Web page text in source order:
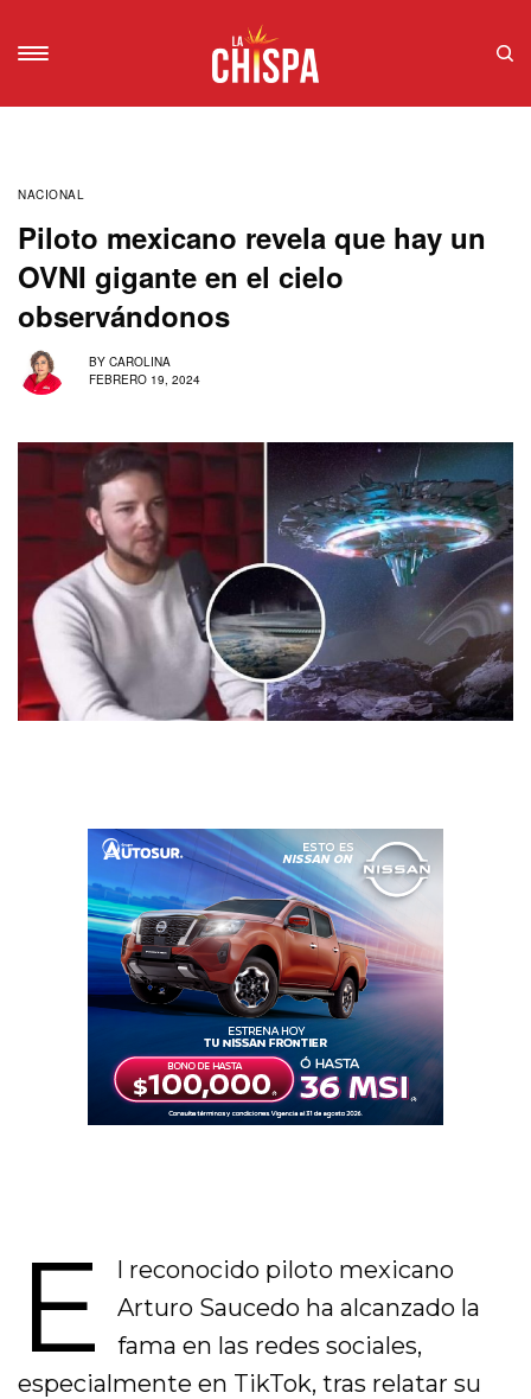
NACIONAL
Piloto mexicano revela que hay un
OVNI gigante en el cielo
observándonos
BY CAROLINA
FEBRERO 19, 2024
E
l reconocido piloto mexicano
Arturo Saucedo ha alcanzado la
fama en las redes sociales,
especialmente en TikTok, tras relatar su